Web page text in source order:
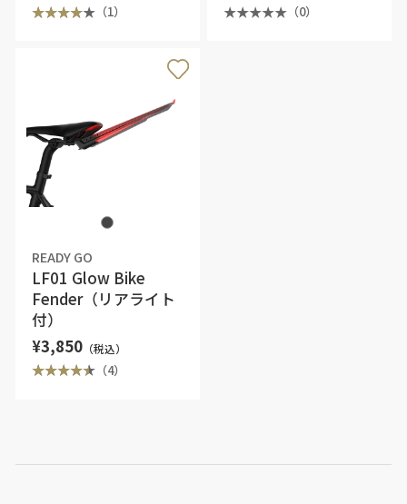
（1） （0）
READY GO
LF01 Glow Bike
Fender（リアライト
付）
¥3,850（税込）
（4）